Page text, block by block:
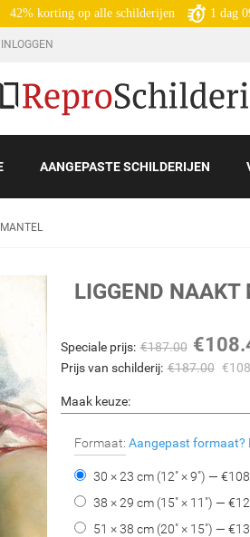
42% korting op alle schilderijen 1 dag
INLOGGEN
AANGEPASTE SCHILDERIJEN
LIGGEND NAAKT
Speciale prijs: €187.00 €
Prijs van schilderij: €187.00 €
Maak keuze:
Formaat: Aangepast formaat?
30 × 23 cm (12" × 9") — €
38 × 29 cm (15" × 11") — €
51 × 38 cm (20" × 15") — €